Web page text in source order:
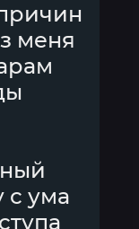
меня
с ума